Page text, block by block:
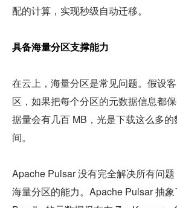
配的计算，实现秒级自动迁移。
具备海量分区支撑能力
在云上，海量分区是常见问题。假设
区，如果把每个分区的元数据信息都
据量会有几百 MB，光是下载这么多
间。
Apache Pulsar 没有完全解决所有问
海量分区的能力。Apache Pulsar 抽象